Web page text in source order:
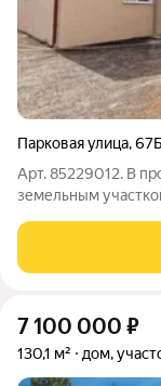
Парковая улица,67Б
Арт. 85229012. В
земельным
парк им. Гагарина,
остановка
7 100 000 ₽
130,1 м² дом,